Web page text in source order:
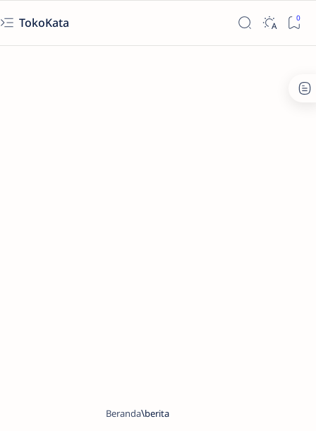
TokoKata
Beranda berita